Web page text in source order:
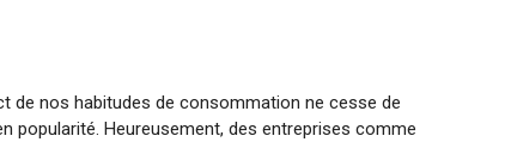
de nos habitudes de consommation ne cesse de
popularité. Heureusement, des entreprises comme